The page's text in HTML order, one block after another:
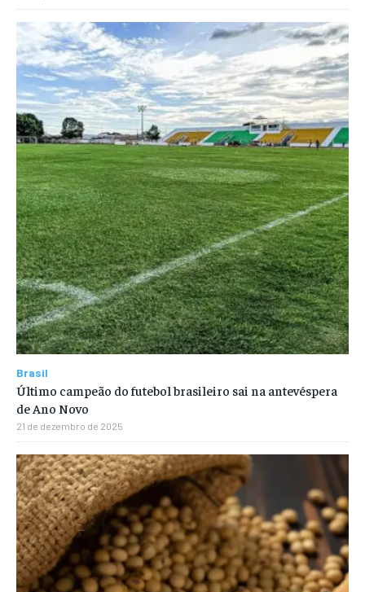
Brasil
Último campeão do futebol brasileiro sai na antevéspera
de Ano Novo
21 de dezembro de 2025